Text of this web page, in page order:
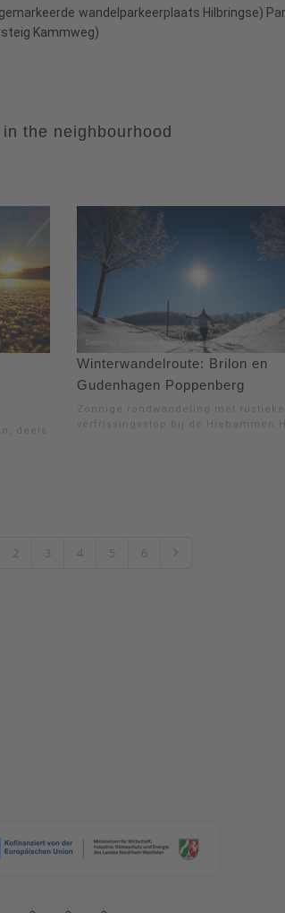
wandelparkeerplaats Hilbringse)
Kammweg)
in the neighbourhood
deels
Winterwandelroute: Brilon en
Gudenhagen Poppenberg
Zonnige rondwandeling met rustieke
verfrissingsstop bij de Hiebammen
2 3 4 5 6